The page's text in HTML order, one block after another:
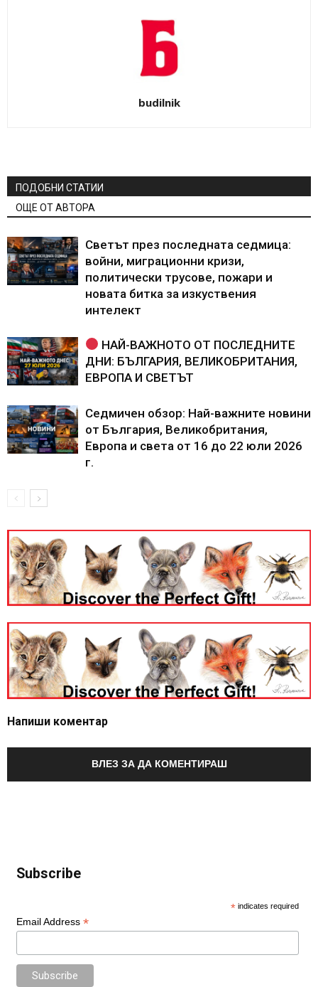
budilnik
ПОДОБНИ СТАТИИ
ОЩЕ ОТ АВТОРА
Светът през последната седмица:
войни, миграционни кризи,
политически трусове, пожари и
новата битка за изкуствения
интелект
НАЙ-ВАЖНОТО ОТ ПОСЛЕДНИТЕ
ДНИ: БЪЛГАРИЯ, ВЕЛИКОБРИТАНИЯ,
ЕВРОПА И СВЕТЪТ
Седмичен обзор: Най-важните новини
от България, Великобритания,
Европа и света от 16 до 22 юли 2026
г.
Напиши коментар
ВЛЕЗ ЗА ДА КОМЕНТИРАШ
Subscribe
* indicates required
Email Address *